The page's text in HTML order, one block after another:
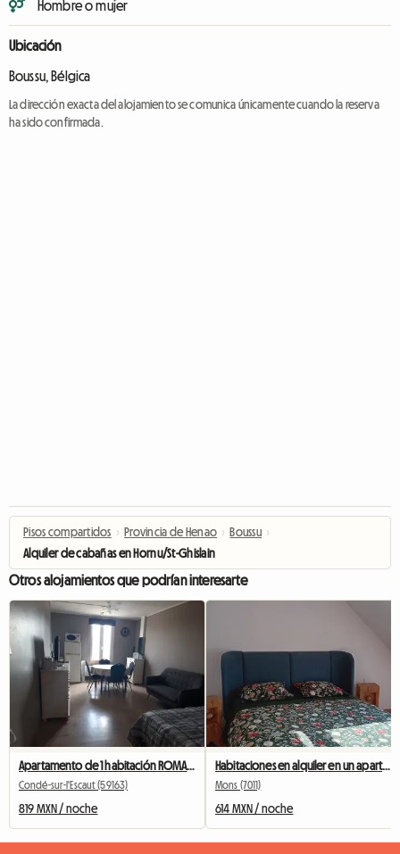
Hombre o mujer
Ubicación
Boussu, Bélgica
La dirección exacta del alojamiento se comunica únicamente cuando la reserva
ha sido confirmada.
Pisos compartidos › Provincia de Henao › Boussu ›
Alquiler de cabañas en Hornu/St-Ghislain
Otros alojamientos que podrían interesarte
Apartamento de 1 habitación ROMARIN
Condé-sur-l'Escaut (59163)
819 MXN / noche
Habitaciones en alquiler en un apartamento, Pairidaiza, Mons, Ath
Mons (7011)
614 MXN / noche